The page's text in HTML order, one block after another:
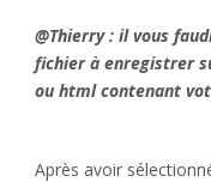
@Thierry : il vous
fichier à enregistrer
ou html contenant
Après avoir